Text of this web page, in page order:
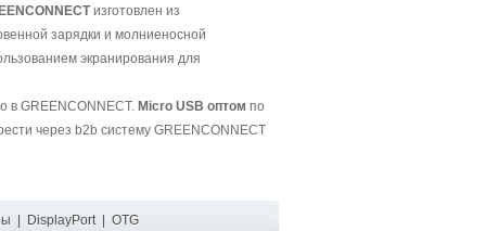
изготовлен из
зарядки и молниеносной
экранирования для
в GREENCONNECT. Micro USB оптом по
через b2b систему GREENCONNECT
DisplayPort| OTG